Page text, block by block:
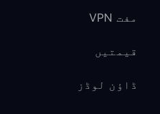
مفت VPN
قیمتیں
ڈاؤن لوڈز